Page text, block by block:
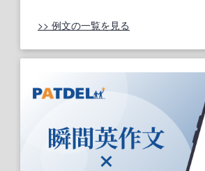
>> 例文の一覧を見る